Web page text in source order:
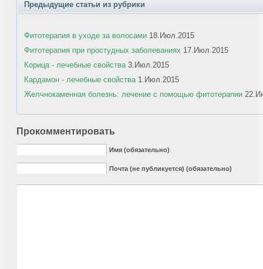
Предыдущие статьи из рубрики
Фитотерапия в уходе за волосами 18.Июл.2015
Фитотерапия при простудных заболеваниях 17.Июл.2015
Корица - лечебные свойства 3.Июл.2015
Кардамон - лечебные свойства 1.Июл.2015
Желчнокаменная болезнь: лечение с помощью фитотерапии
Прокомментировать
Имя (обязательно)
Почта (не публикуется) (обязательно)